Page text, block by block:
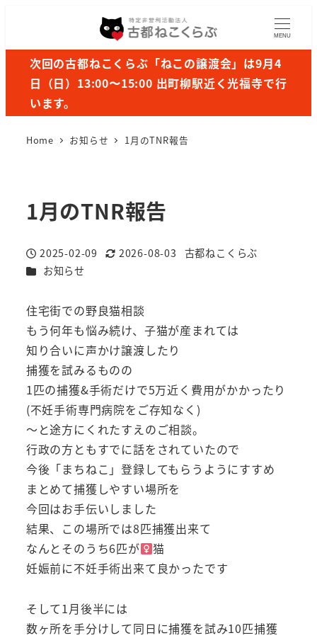
MENU
次回の古都ねこくらぶ「ねこの譲渡会」は9月4
日（日）13:00〜15:00 出町柳駅近く光福寺で行
います。
Home お知らせ 1月のTNR報告
1月のTNR報告
投稿日
2025-02-09
更新日
2026-08-03
著
古都ねこくらぶ
カテゴリー
お知らせ
住宅街での野良猫相談
もう何年も悩み続け、子猫が産まれては
知り合いに声かけ譲渡したり
捕獲を試みるものの
1匹の捕獲&手術だけで5万近く費用がかかったり
(不妊手術専門病院をご存知なく)
～と途方にくれたすえのご相談。
行政の方ともすでに話をされていたので
今後「まちねこ」登録してもらうようにすすめ
まとめて捕獲しやすい場所を
今回はお手伝いしました
結果、この場所では8匹捕獲出来て
なんとそのうち6匹が
猫
妊娠前に不妊手術出来て良かったです
そして1月後半には
数ヶ所を手分けして同日に捕獲を試み10匹捕獲